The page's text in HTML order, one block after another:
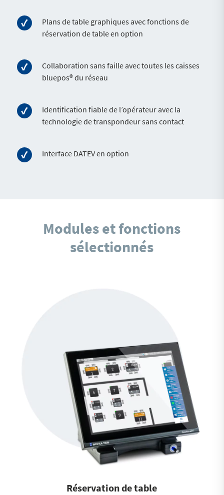
Plans de table graphiques avec fonctions de
réservation de table en option
Collaboration sans faille avec toutes les caisses
bluepos® du réseau
Identification fiable de l’opérateur avec la
technologie de transpondeur sans contact
Interface DATEV en option
Modules et fonctions
sélectionnés
Réservation de table